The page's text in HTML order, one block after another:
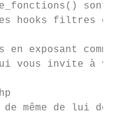
sont
hooks filtres et
en exposant comme
vous invite à
même de lui